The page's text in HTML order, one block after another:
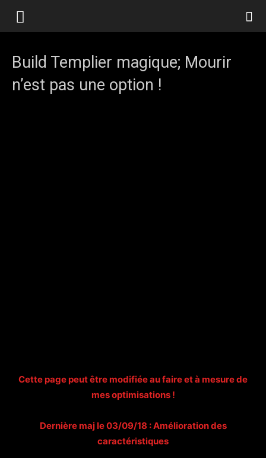
Build Templier magique; Mourir
n’est pas une option !
Cette page peut être modifiée au faire et à mesure de
mes optimisations !
Dernière maj le 03/09/18 : Amélioration des
caractéristiques